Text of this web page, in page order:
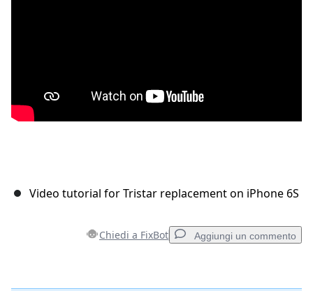
Video tutorial for Tristar replacement on iPhone 6S
Chiedi a FixBot Aggiungi un commento